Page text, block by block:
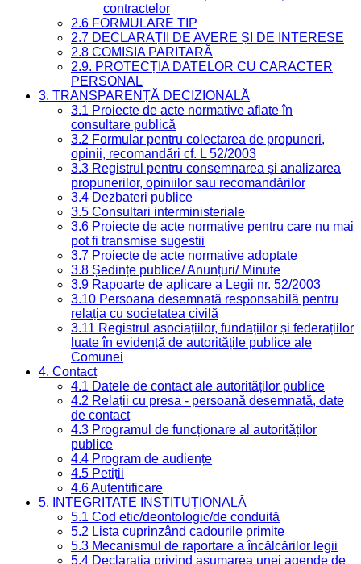
contractelor
2.6 FORMULARE TIP
2.7 DECLARAȚII DE AVERE ȘI DE INTERESE
2.8 COMISIA PARITARĂ
2.9. PROTECȚIA DATELOR CU CARACTER
PERSONAL
3. TRANSPARENȚĂ DECIZIONALĂ
3.1 Proiecte de acte normative aflate în
consultare publică
3.2 Formular pentru colectarea de propuneri,
opinii, recomandări cf. L 52/2003
3.3 Registrul pentru consemnarea și analizarea
propunerilor, opiniilor sau recomandărilor
3.4 Dezbateri publice
3.5 Consultari interministeriale
3.6 Proiecte de acte normative pentru care nu mai
pot fi transmise sugestii
3.7 Proiecte de acte normative adoptate
3.8 Ședințe publice/ Anunțuri/ Minute
3.9 Rapoarte de aplicare a Legii nr. 52/2003
3.10 Persoana desemnată responsabilă pentru
relația cu societatea civilă
3.11 Registrul asociațiilor, fundațiilor și federațiilor
luate în evidență de autoritățile publice ale
Comunei
4. Contact
4.1 Datele de contact ale autorităților publice
4.2 Relații cu presa - persoană desemnată, date
de contact
4.3 Programul de funcționare al autorităților
publice
4.4 Program de audiențe
4.5 Petiții
4.6 Autentificare
5. INTEGRITATE INSTITUȚIONALĂ
5.1 Cod etic/deontologic/de conduită
5.2 Lista cuprinzând cadourile primite
5.3 Mecanismul de raportare a încălcărilor legii
5.4 Declarația privind asumarea unei agende de